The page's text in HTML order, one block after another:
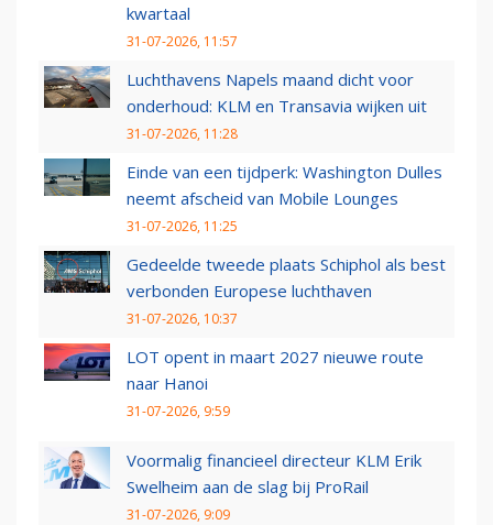
kwartaal
31-07-2026, 11:57
Luchthavens Napels maand dicht voor
onderhoud: KLM en Transavia wijken uit
31-07-2026, 11:28
Einde van een tijdperk: Washington Dulles
neemt afscheid van Mobile Lounges
31-07-2026, 11:25
Gedeelde tweede plaats Schiphol als best
verbonden Europese luchthaven
31-07-2026, 10:37
LOT opent in maart 2027 nieuwe route
naar Hanoi
31-07-2026, 9:59
Voormalig financieel directeur KLM Erik
Swelheim aan de slag bij ProRail
31-07-2026, 9:09